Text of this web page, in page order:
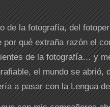
de la fotografía, del
qué extraña razón el
de la fotografía… y
el mundo se abrió,
a pasar con la Lengua